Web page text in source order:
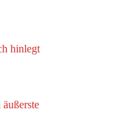
hinlegt